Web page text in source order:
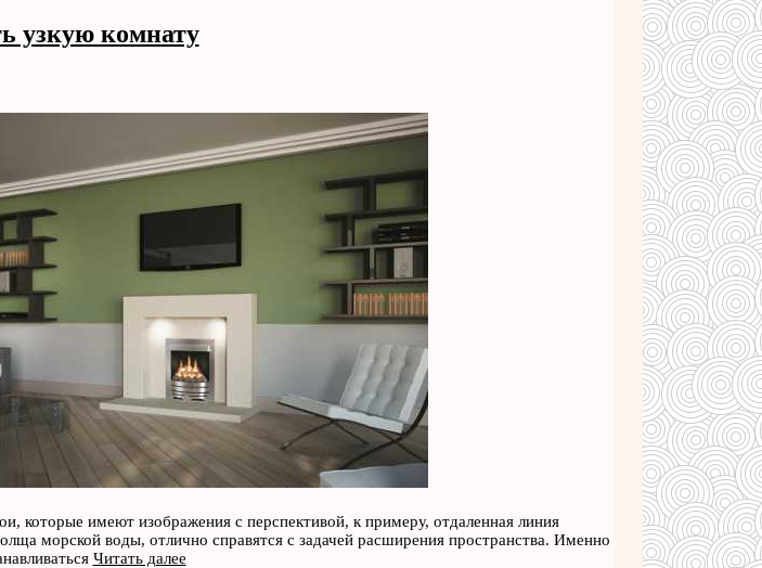
узкую комнату
которые имеют изображения с перспективой, к примеру, отдаленная линия
морской воды, отлично справятся с задачей расширения пространства. Именно
Читать далее